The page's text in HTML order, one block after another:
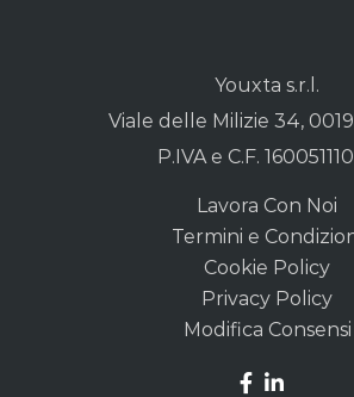
Youxta s.r.l.
Viale delle Milizie 34,
P.IVA e C.F.
Lavora Con Noi
Termini e
Cookie Policy
Privacy Policy
Modifica Consensi